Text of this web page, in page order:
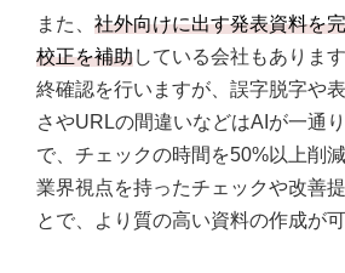
また、 社外向けに出す発表資料を
校正を補助している会社もありま
終確認を行いますが、誤字脱字や
さやURLの間違いなどはAIが一通
で、チェックの時間を50%以上削
業界視点を持ったチェックや改善
とで、より質の高い資料の作成が